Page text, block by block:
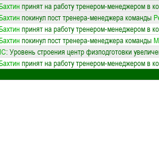
принят на работу тренером-менеджером в
покинул пост тренера-менеджера команды
принят на работу тренером-менеджером в
покинул пост тренера-менеджера команды
: Уровень строения центр физподготовки
принят на работу тренером-менеджером в